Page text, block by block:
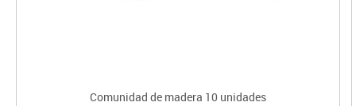
Comunidad de madera 10 unidades